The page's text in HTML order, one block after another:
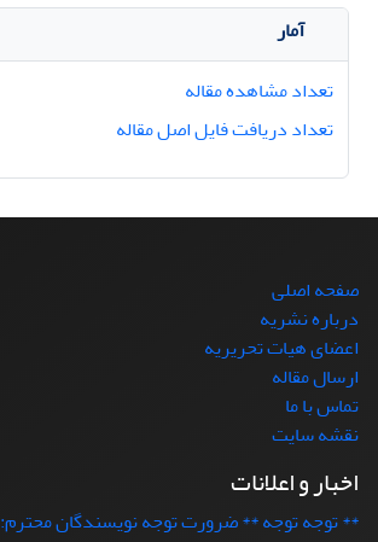
آمار
تعداد مشاهده مقاله
تعداد دریافت فایل اصل مقاله
صفحه اصلی
درباره نشریه
اعضای هیات تحریریه
ارسال مقاله
تماس با ما
نقشه سایت
اخبار و اعلانات
** توجه توجه ** ضرورت توجه نویسندگان محترم: